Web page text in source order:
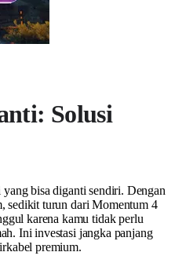
Solusi
bisa diganti sendiri. Dengan
sedikit turun dari Momentum 4
karena kamu tidak perlu
Ini investasi jangka panjang
premium.